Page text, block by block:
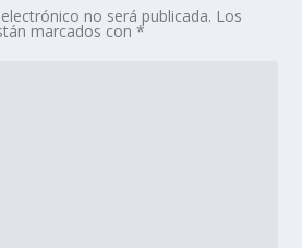
no será publicada. Los
marcados con*